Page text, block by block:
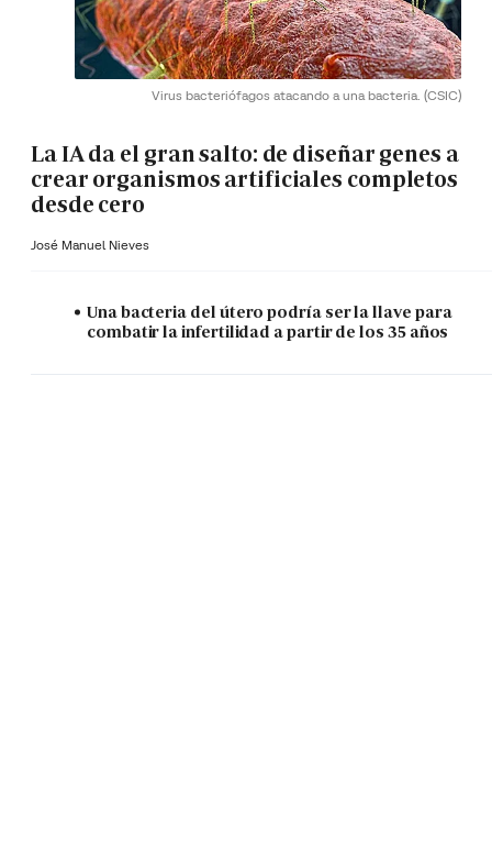
Virus bacteriófagos atacando a una bacteria. (CSIC)
La IA da el gran salto: de diseñar genes a
crear organismos artificiales completos
desde cero
José Manuel Nieves
Una bacteria del útero podría ser la llave para
combatir la infertilidad a partir de los 35 años